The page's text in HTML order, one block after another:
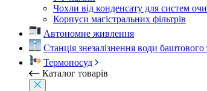
Чохли від конденсату для систем
Корпуси магістральних фільтрів
Автономне живлення
Станція знезалізнення води
Термопосуд
Каталог товарів